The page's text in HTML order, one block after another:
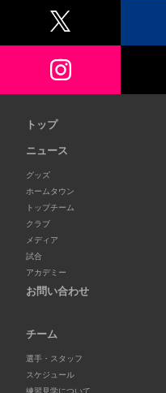
トップ
ニュース
グッズ
ホームタウン
トップチーム
クラブ
メディア
試合
アカデミー
お問い合わせ
チーム
選手・スタッフ
スケジュール
練習見学について